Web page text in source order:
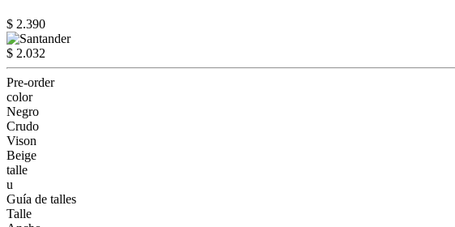
$ 2.390
$ 2.032
Pre-order
color
Negro
Crudo
Vison
Beige
talle
u
Guía de talles
Talle